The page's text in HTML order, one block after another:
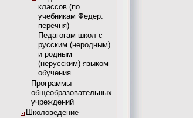
классов (по
учебникам Федер.
перечня)
Педагогам школ с
русским (неродным)
и родным
(нерусским) языком
обучения
Программы
общеобразовательных
учреждений
Школоведение